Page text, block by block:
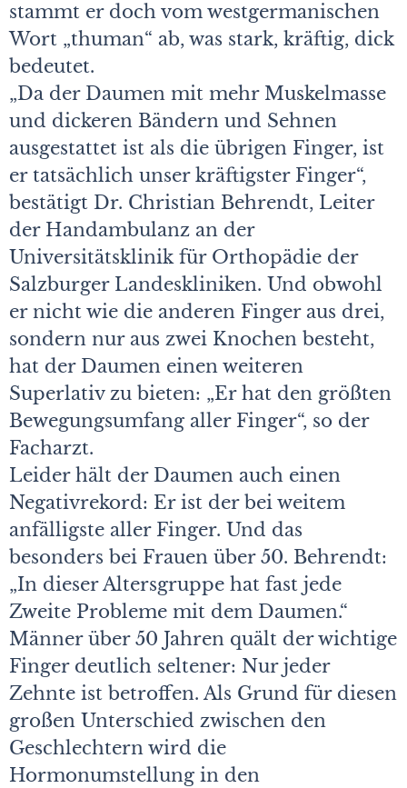
stammt er doch vom westgermanischen
Wort „thuman“ ab, was stark, kräftig, dick
bedeutet.
„Da der Daumen mit mehr Muskelmasse
und dickeren Bändern und Sehnen
ausgestattet ist als die übrigen Finger, ist
er tatsächlich unser kräftigster Finger“,
bestätigt Dr. Christian Behrendt, Leiter
der Handambulanz an der
Universitätsklinik für Orthopädie der
Salzburger Landeskliniken. Und obwohl
er nicht wie die anderen Finger aus drei,
sondern nur aus zwei Knochen besteht,
hat der Daumen einen weiteren
Superlativ zu bieten: „Er hat den größten
Bewegungsumfang aller Finger“, so der
Facharzt.
Leider hält der Daumen auch einen
Negativrekord: Er ist der bei weitem
anfälligste aller Finger. Und das
besonders bei Frauen über 50. Behrendt:
„In dieser Altersgruppe hat fast jede
Zweite Probleme mit dem Daumen.“
Männer über 50 Jahren quält der wichtige
Finger deutlich seltener: Nur jeder
Zehnte ist betroffen. Als Grund für diesen
großen Unterschied zwischen den
Geschlechtern wird die
Hormonumstellung in den